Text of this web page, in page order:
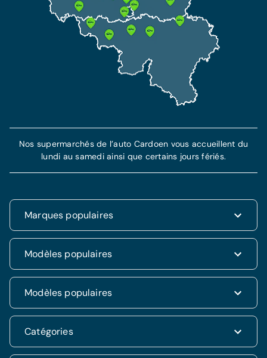
Marques populaires
Renault
Dacia
Volkswagen
Hyundai
Kia
Mercedes
Modèles populaires
Renault Clio
Fiat 500
Hyundai Tucson
Kia Rio
Modèles populaires
Hyundai i20
Catégories
Nos supermarchés de l’auto Cardoen vous accueillent du
lundi au samedi ainsi que certains jours fériés.